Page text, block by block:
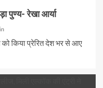
पुण्य- रेखा आर्या
किया प्रेरित देश भर से आए